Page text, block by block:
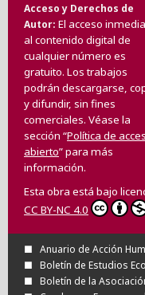
Acceso y Derechos de
Autor El acceso
al contenido digital de
cualquier número es
gratuito. Los trabajos
podrán descargarse,
y difundir, sin fines
comerciales. Véase la
sección “Política de
abierto” para más
información.
Esta obra está bajo
CC BY-NC 4.0
Anuario de Acción
Boletín de Estudios
Boletín de la